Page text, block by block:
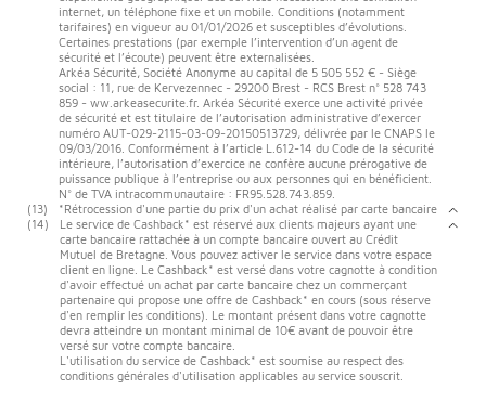
internet, un téléphone fixe et un mobile. Conditions (notamment
tarifaires) en vigueur au 01/01/2026 et susceptibles d’évolutions.
Certaines prestations (par exemple l’intervention d’un agent de
sécurité et l’écoute) peuvent être externalisées.
Arkéa Sécurité, Société Anonyme au capital de 5 505 552 € - Siège
social : 11, rue de Kervezennec - 29200 Brest - RCS Brest n° 528 743
859 - ww.arkeasecurite.fr. Arkéa Sécurité exerce une activité privée
de sécurité et est titulaire de l’autorisation administrative d’exercer
numéro AUT-029-2115-03-09-20150513729, délivrée par le CNAPS le
09/03/2016. Conformément à l’article L.612-14 du Code de la sécurité
intérieure, l’autorisation d’exercice ne confère aucune prérogative de
puissance publique à l’entreprise ou aux personnes qui en bénéficient.
N° de TVA intracommunautaire : FR95.528.743.859.
(13)
*Rétrocession d'une partie du prix d'un achat réalisé par carte bancaire
(14)
Le service de Cashback* est réservé aux clients majeurs ayant une
carte bancaire rattachée à un compte bancaire ouvert au Crédit
Mutuel de Bretagne. Vous pouvez activer le service dans votre espace
client en ligne. Le Cashback* est versé dans votre cagnotte à condition
d'avoir effectué un achat par carte bancaire chez un commerçant
partenaire qui propose une offre de Cashback* en cours (sous réserve
d'en remplir les conditions). Le montant présent dans votre cagnotte
devra atteindre un montant minimal de 10€ avant de pouvoir être
versé sur votre compte bancaire.
L'utilisation du service de Cashback* est soumise au respect des
conditions générales d'utilisation applicables au service souscrit.